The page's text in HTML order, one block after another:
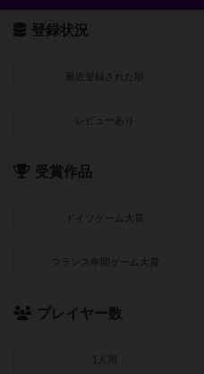
登録状況
最近登録された順
レビューあり
受賞作品
ドイツゲーム大賞
フランス年間ゲーム大賞
プレイヤー数
1人用